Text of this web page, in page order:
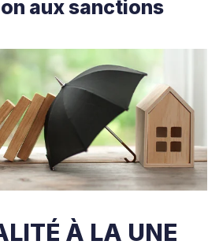
aux sanctions
À LA UNE